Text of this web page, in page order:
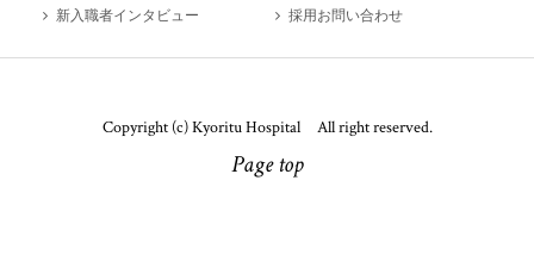
新入職者インタビュー
採用お問い合わせ
Copyright (c) Kyoritu Hospital All right reserved.
Page top